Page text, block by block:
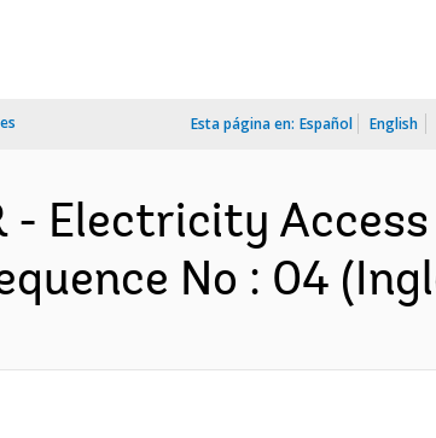
Esta página en: Español English
- Electricity
No : 04